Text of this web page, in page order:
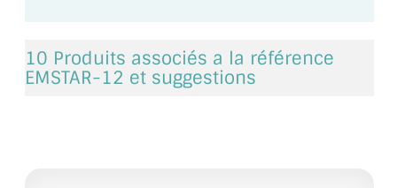
VERRE TREMPÉ (SÉCURIT)
10 Produits associés a la référence
EMSTAR-12 et suggestions